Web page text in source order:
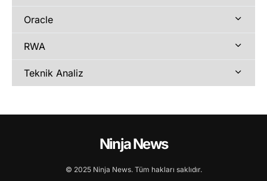
Oracle
RWA
Teknik Analiz
Ninja News
© 2025 Ninja News. Tüm hakları saklıdır.